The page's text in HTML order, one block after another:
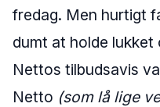
fredag. Men hurtigt
dumt at holde
Nettos tilbudsavis
Netto (som lå lige